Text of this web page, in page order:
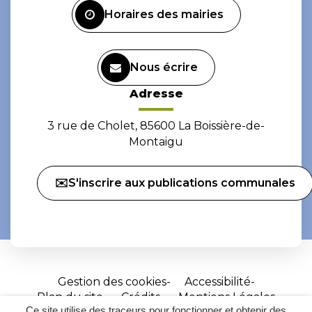
Horaires des mairies
Nous écrire
Adresse
3 rue de Cholet, 85600 La Boissière-de-
Montaigu
✉️S'inscrire aux publications communales
Gestion des cookies
Accessibilité
Plan du site
Crédits Mentions Légales